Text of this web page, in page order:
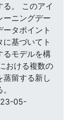
。 このアイ
ーニングデー
タポイント
基づいてト
るモデルを構
おける複数の
蒸留する新し
05-